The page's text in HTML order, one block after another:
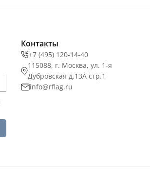
Контакты
+7 (495) 120-14-40
115088, г. Москва, ул. 1-я
Дубровская д.13А стр.1
info@rflag.ru